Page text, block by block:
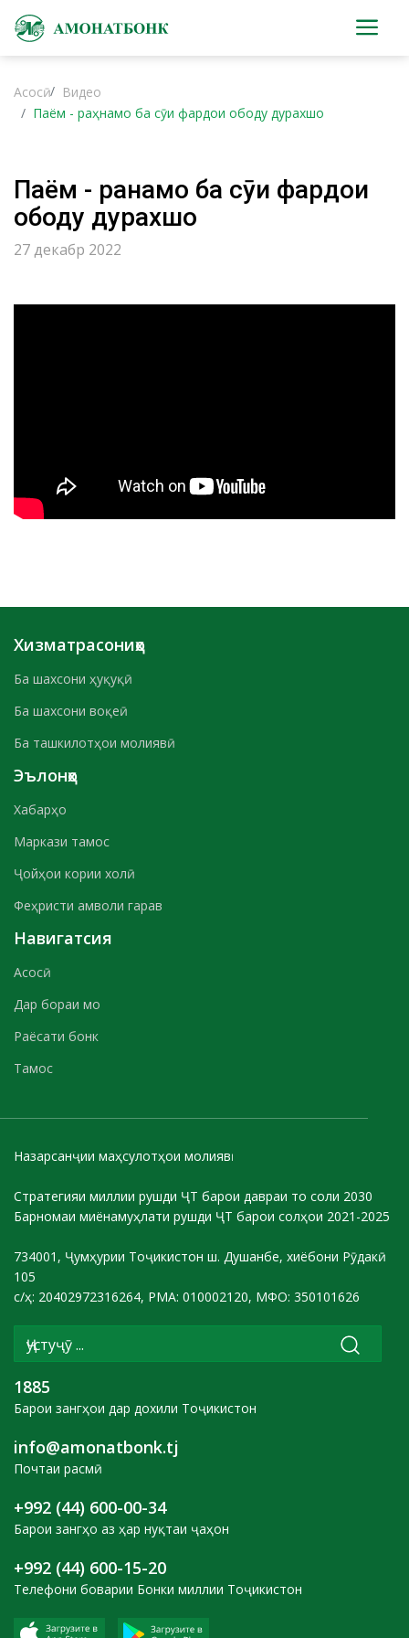
Асосӣ
Видео
Паём - раҳнамо ба сӯи фардои ободу дурахшо
Паём - раҳнамо ба сӯи фардои
ободу дурахшо
27 декабр 2022
Хизматрасониҳо
Ба шахсони ҳуқуқӣ
Ба шахсони воқеӣ
Ба ташкилотҳои молиявӣ
Эълонҳо
Хабарҳо
Маркази тамос
Ҷойҳои кории холӣ
Феҳристи амволи гарав
Навигатсия
Асосӣ
Дар бораи мо
Раёсати бонк
Тамос
Назарсанҷии маҳсулотҳои молиявӣ
Стратегияи миллии рушди ҶТ барои давраи то соли 2030
Барномаи миёнамуҳлати рушди ҶТ барои солҳои 2021-2025
734001, Ҷумҳурии Тоҷикистон ш. Душанбе, хиёбони Рӯдакӣ
105
с/ҳ: 20402972316264, РМА: 010002120, МФО: 350101626
1885
Барои зангҳои дар дохили Тоҷикистон
info@amonatbonk.tj
Почтаи расмӣ
+992 (44) 600-00-34
Барои зангҳо аз ҳар нуқтаи ҷаҳон
+992 (44) 600-15-20
Телефони боварии Бонки миллии Тоҷикистон